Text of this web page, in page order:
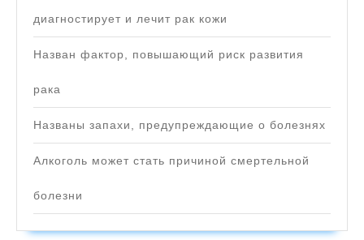
диагностирует и лечит рак кожи
Назван фактор, повышающий риск развития
рака
Названы запахи, предупреждающие о болезнях
Алкоголь может стать причиной смертельной
болезни